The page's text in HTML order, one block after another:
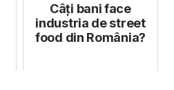
Câți bani face
industria de street
food din România?